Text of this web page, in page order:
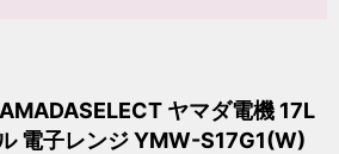
ヤマダ電機 17L
電子レンジ YMW-S17G1(W)